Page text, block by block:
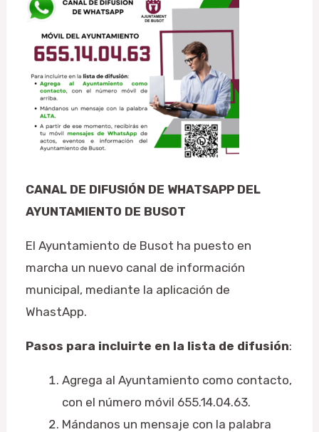
CANAL DE DIFUSIÓN DE WHATSAPP DEL
AYUNTAMIENTO DE BUSOT
El Ayuntamiento de Busot ha puesto en
marcha un nuevo canal de información
municipal, mediante la aplicación de
WhastApp.
Pasos para incluirte en la lista de difusión:
Agrega al Ayuntamiento como contacto,
con el número móvil 655.14.04.63.
Mándanos un mensaje con la palabra